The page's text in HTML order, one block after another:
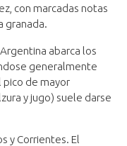
con marcadas notas
granada.
abarca los
generalmente
pico de mayor
y jugo) suele darse
y Corrientes. El